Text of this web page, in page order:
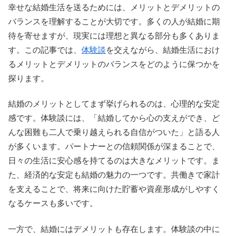
幸せな結婚生活を送るためには、メリットとデメリットの
バランスを理解することが大切です。多くの人が結婚に期
待を寄せますが、現実には理想と異なる部分も多くありま
す。この記事では、 体験談を交えながら、結婚生活におけ
るメリットとデメリットのバランスをどのように保つかを
探ります。
結婚のメリットとしてまず挙げられるのは、心理的な安定
感です。体験談には、「結婚してから心の支えができ、ど
んな困難も二人で乗り越えられる自信がついた」と語る人
が多くいます。パートナーとの信頼関係が深まることで、
日々の生活に安心感を持てるのは大きなメリットです。ま
た、経済的な安定も結婚の魅力の一つです。共働きで家計
を支えることで、将来に向けた貯蓄や資産形成がしやすく
なるケースも多いです。
一方で、結婚にはデメリットも存在します。体験談の中に